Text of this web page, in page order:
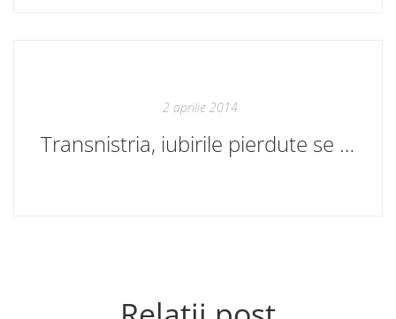
2 aprilie 2014
Transnistria, iubirile pierdute se pot recupera